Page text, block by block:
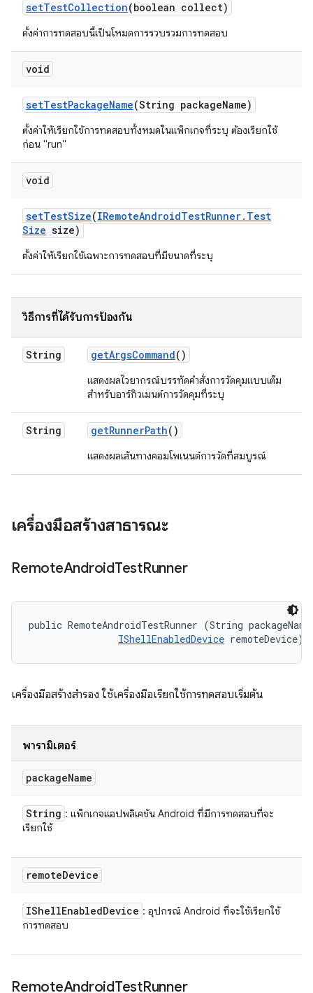
setTestCollection(boolean collect)
ตั้งค่าการทดสอบนี้เป็นโหมดการรวบรวมการทดสอบ
void
setTestPackageName(String packageName)
ตั้งค่าให้เรียกใช้การทดสอบทั้งหมดในแพ็กเกจที่ระบุ ต้องเรียกใช้
ก่อน "run"
void
setTestSize(IRemoteAndroidTestRunner. Test
Size size)
ตั้งค่าให้เรียกใช้เฉพาะการทดสอบที่มีขนาดที่ระบุ
วิธีการที่ได้รับการป้องกัน
String getArgsCommand()
แสดงผลไวยากรณ์บรรทัดคำสั่งการวัดคุมแบบเต็ม
สำหรับอาร์กิวเมนต์การวัดคุมที่ระบุ
String getRunnerPath()
แสดงผลเส้นทางคอมโพเนนต์การวัดที่สมบูรณ์
เครื่องมือสร้างสาธารณะ
RemoteAndroidTestRunner
public RemoteAndroidTestRunner (String
IShellEnabledDevice remoteDevice)
เครื่องมือสร้างสำรอง ใช้เครื่องมือเรียกใช้การทดสอบเริ่มต้น
พารามิเตอร์
packageName
String : แพ็กเกจแอปพลิเคชัน Android ที่มีการทดสอบที่จะ
เรียกใช้
remoteDevice
IShellEnabledDevice : อุปกรณ์ Android ที่จะใช้เรียกใช้
การทดสอบ
RemoteAndroidTestRunner